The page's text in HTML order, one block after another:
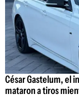
César Gastelum, el
mataron a tiros